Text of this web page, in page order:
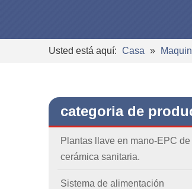
Usted está aquí: Casa »
categoria de
Plantas llave en mano-EPC de
cerámica sanitaria.
Sistema de alimentación